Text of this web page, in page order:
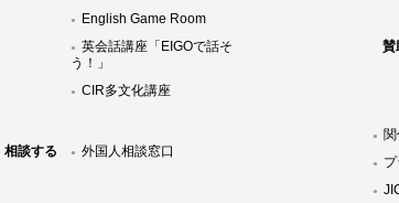
English Game Room
英会話講座「EIGOで話そ
う！」
CIR多文化講座
相談する 外国人相談窓口
賛